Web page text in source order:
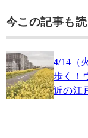
今この記事も
4/14（
歩く！
近の江